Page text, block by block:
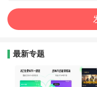
最新专题